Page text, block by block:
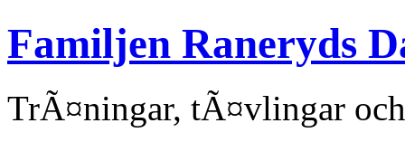
Familjen Raneryds
TrÃ¤ningar, tÃ¤vlingar